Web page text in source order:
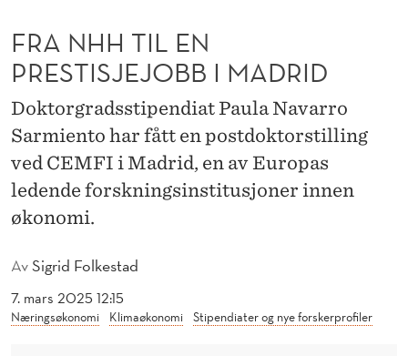
P
R
E
S
T
E
AvSigrid Folkestad
7. mars 2025 12:15
Næringsøkonomi Klimaøkonomi Stipendiater og nye forskerprofiler
FRA NHH TIL EN
PRESTISJEJOBB I MADRID
Doktorgradsstipendiat Paula Navarro
Sarmiento har fått en postdoktorstilling
ved CEMFI i Madrid, en av Europas
ledende forskningsinstitusjoner innen
økonomi.